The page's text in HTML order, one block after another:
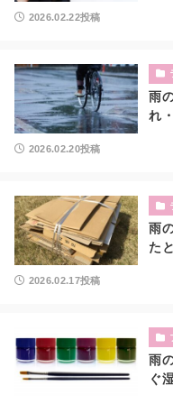
2026.02.22投稿
雨
れ
2026.02.20投稿
雨
た
2026.02.17投稿
雨
ぐ